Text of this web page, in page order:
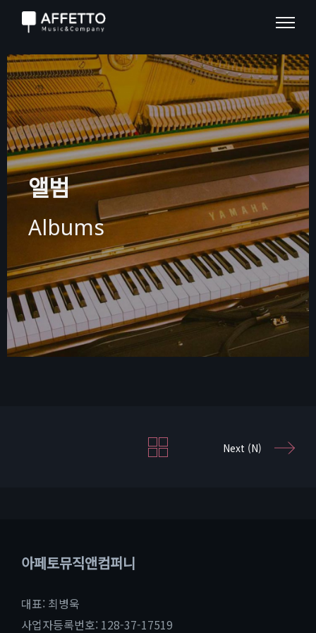
앨범
Albums
Next (N)
아페토뮤직앤컴퍼니
대표: 최병욱
사업자등록번호: 128-37-17519